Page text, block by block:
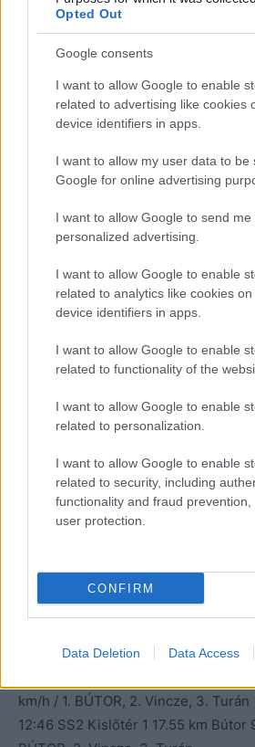
Opted Out
Google consents
I want to allow Google to enable
related to advertising like cookies
device identifiers in apps.
I want to allow my user data to be
Google for online advertising
I want to allow Google to send me
personalized advertising.
I want to allow Google to enable
related to analytics like cookies
device identifiers in apps.
I want to allow Google to enable
related to functionality of the
I want to allow Google to enable
related to personalization.
I want to allow Google to enable
related to security, including
functionality and fraud
user protection.
CONFIRM
Data Deletion Data Access
5 #5 Velenczei Ádám / Vánsza Zsolt
6 #33 Turán Frigyes / Farnadi
7 #6 Német Gábor / Adorján
evo +2:33.8
Evo VI (ORC) +3:03.4
+3:05.7
10 #15 Osváth Péter / Apkó András
+3:12.8
Időterv
11:15 Szervíz
km/h / 1. BÚTOR, 2. Vincze, 3. Turán
12:46 SS2 Kislőtér 1 17.55 km Bútor